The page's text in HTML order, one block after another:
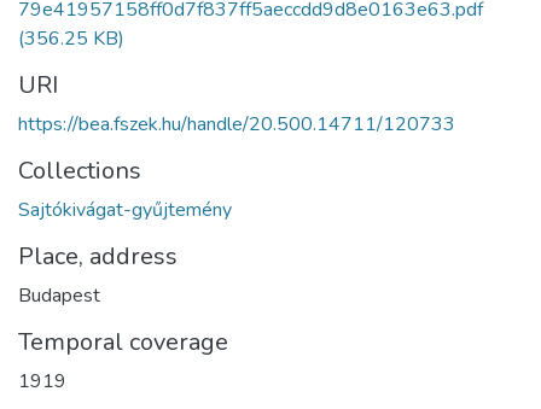
79e41957158ff0d7f837ff5aeccdd9d8e0163e63.pdf
(356.25 KB)
URI
https://bea.fszek.hu/handle/20.500.14711/120733
Collections
Sajtókivágat-gyűjtemény
Place, address
Budapest
Temporal coverage
1919